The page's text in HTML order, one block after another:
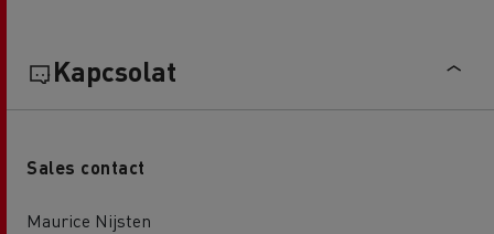
Kapcsolat
Sales contact
Maurice Nijsten